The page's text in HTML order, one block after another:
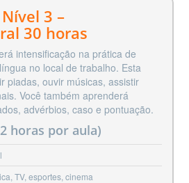
Nível 3 –
30 horas
intensificação na prática de
no local de trabalho. Esta
piadas, ouvir músicas, assistir
Você também aprenderá
advérbios, caso e pontuação.
horas por aula)
TV, esportes, cinema